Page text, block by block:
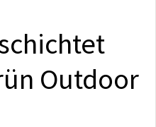
Outdoor